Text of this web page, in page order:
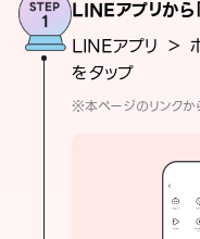
LINEアプリから
LINEアプリ ＞
をタップ
※本ページのリンク